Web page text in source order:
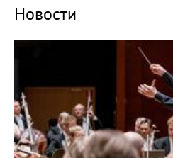
Новости